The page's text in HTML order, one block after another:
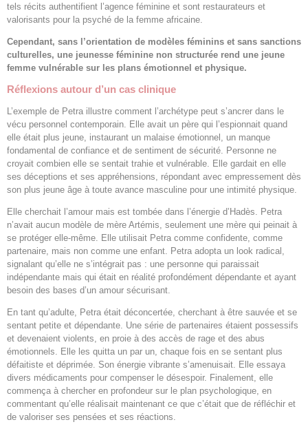
tels récits authentifient l’agence féminine et sont restaurateurs et
valorisants pour la psyché de la femme africaine.
Cependant, sans l’orientation de modèles féminins et sans sanctions
culturelles, une jeunesse féminine non structurée rend une jeune
femme vulnérable sur les plans émotionnel et physique.
Réflexions autour d’un cas clinique
L’exemple de Petra illustre comment l’archétype peut s’ancrer dans le
vécu personnel contemporain. Elle avait un père qui l’espionnait quand
elle était plus jeune, instaurant un malaise émotionnel, un manque
fondamental de confiance et de sentiment de sécurité. Personne ne
croyait combien elle se sentait trahie et vulnérable. Elle gardait en elle
ses déceptions et ses appréhensions, répondant avec empressement dès
son plus jeune âge à toute avance masculine pour une intimité physique.
Elle cherchait l’amour mais est tombée dans l’énergie d’Hadès. Petra
n’avait aucun modèle de mère Artémis, seulement une mère qui peinait à
se protéger elle-même. Elle utilisait Petra comme confidente, comme
partenaire, mais non comme une enfant. Petra adopta un look radical,
signalant qu’elle ne s’intégrait pas : une personne qui paraissait
indépendante mais qui était en réalité profondément dépendante et ayant
besoin des bases d’un amour sécurisant.
En tant qu’adulte, Petra était déconcertée, cherchant à être sauvée et se
sentant petite et dépendante. Une série de partenaires étaient possessifs
et devenaient violents, en proie à des accès de rage et des abus
émotionnels. Elle les quitta un par un, chaque fois en se sentant plus
défaitiste et déprimée. Son énergie vibrante s’amenuisait. Elle essaya
divers médicaments pour compenser le désespoir. Finalement, elle
commença à chercher en profondeur sur le plan psychologique, en
commentant qu’elle réalisait maintenant ce que c’était que de réfléchir et
de valoriser ses pensées et ses réactions.